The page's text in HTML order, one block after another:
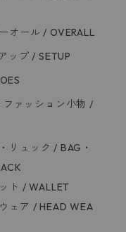
オール / OVERALL
ップ / SETUP
ァッション小物 /
リュック / BAG・
ト / WALLET
ェア / HEAD WEA